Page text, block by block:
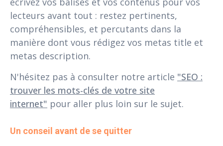
lecteurs avant tout : restez pertinents,
compréhensibles, et percutants dans la
manière dont vous rédigez vos metas title et
metas description.
N'hésitez pas à consulter notre article "SEO :
trouver les mots-clés de votre site
internet" pour aller plus loin sur le sujet.
Un conseil avant de se quitter